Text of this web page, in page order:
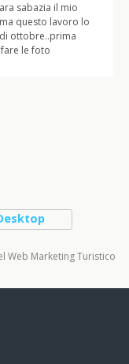
sabazia il mio
questo lavoro lo
ottobre..prima
le foto
Web Marketing Turistico